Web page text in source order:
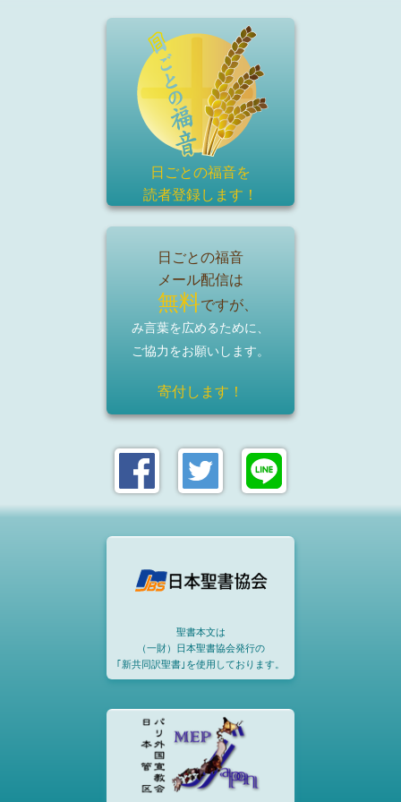
日ごとの福音を
読者登録します！
日ごとの福音
メール配信は
無料ですが、
み言葉を広めるために、
ご協力をお願いします。
寄付します！
聖書本文は
（一財）日本聖書協会発行の
｢新共同訳聖書｣を使用しております。